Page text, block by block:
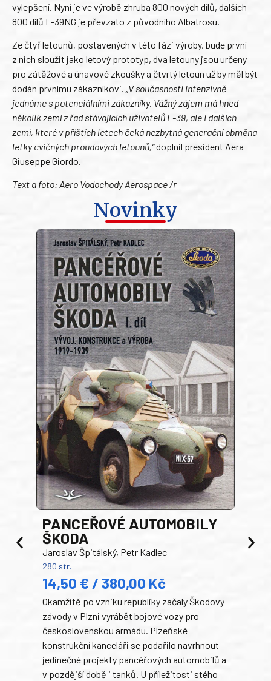
vylepšení. Nyní je ve výrobě zhruba 800 nových dílů, dalších
800 dílů L-39NG je převzato z původního Albatrosu.
Ze čtyř letounů, postavených v této fázi výroby, bude první
z nich sloužit jako letový prototyp, dva letouny jsou určeny
pro zátěžové a únavové zkoušky a čtvrtý letoun už by měl být
dodán prvnímu zákazníkovi. „V současnosti intenzivně
jednáme s potenciálními zákazníky. Vážný zájem má hned
několik zemí z řad stávajících uživatelů L-39, ale i dalších
zemí, které v příštích letech čeká nezbytná generační obměna
letky cvičných proudových letounů,“doplnil president Aera
Giuseppe Giordo.
Text a foto: Aero Vodochody Aerospace /r
Novinky
PANCEŘOVÉ AUTOMOBILY
ŠKODA
Jaroslav Špitálský, Petr Kadlec
280 str.
14,50 € / 380,00 Kč
Okamžitě po vzniku republiky začaly Škodovy
závody v Plzni vyrábět bojové vozy pro
československou armádu. Plzeňské
konstrukční kanceláři se podařilo navrhnout
jedinečné projekty pancéřových automobilů a
v pozdější době i tanků. U příležitosti stého